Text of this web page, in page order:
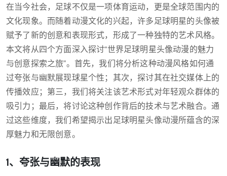
在当今社会，足球不仅是一项体育运动，更是全球范围内的
文化现象。而随着动漫文化的兴起，许多足球明星的头像被
赋予了新的创意和表现形式，形成了一种独特的艺术风格。
本文将从四个方面深入探讨“世界足球明星头像动漫的魅力
与创意探索之旅”。首先，我们将分析这种动漫风格如何通
过夸张与幽默展现球星个性；其次，探讨其在社交媒体上的
传播效应；第三，我们将关注该艺术形式对年轻观众群体的
吸引力；最后，将讨论这种创作背后的技术与艺术融合。通
过这些维度，我们希望揭示出足球明星头像动漫所蕴含的深
厚魅力和无限创意。
1、夸张与幽默的表现